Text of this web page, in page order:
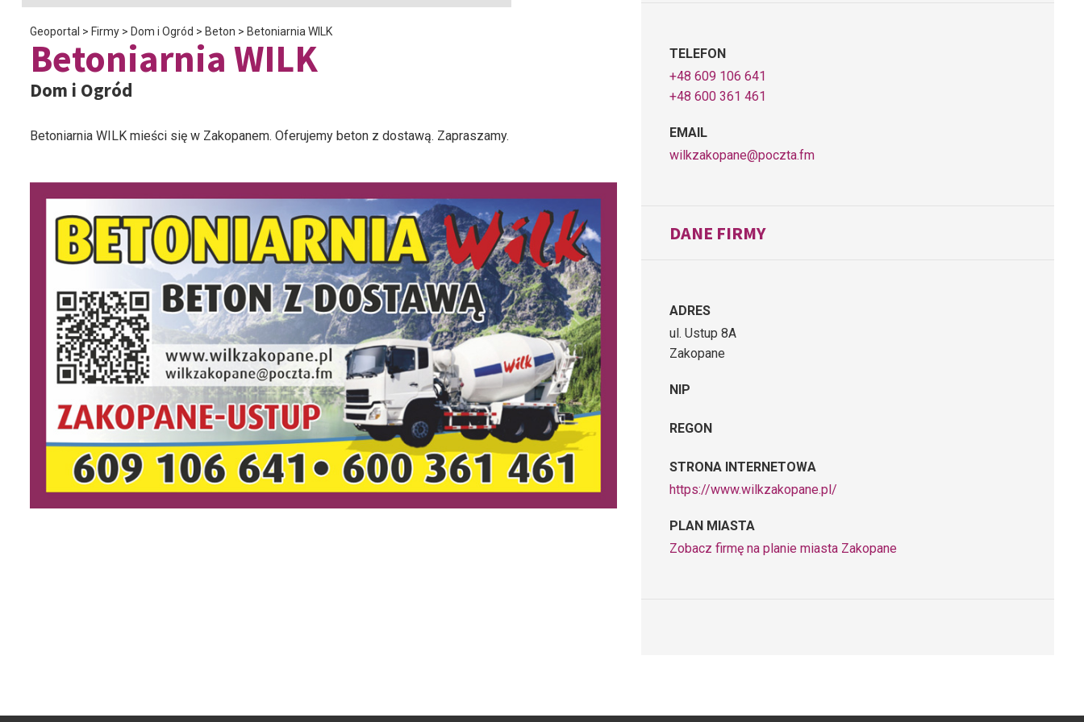
Geoportal > Firmy > Dom i Ogród > Beton > Betoniarnia WILK
Betoniarnia WILK
Dom i Ogród
Betoniarnia WILK mieści się w Zakopanem. Oferujemy beton z dostawą. Zapraszamy.
TELEFON
+48 609 106 641
+48 600 361 461
EMAIL
wilkzakopane@poczta.fm
DANE FIRMY
ADRES
ul. Ustup 8A
Zakopane
NIP
REGON
STRONA INTERNETOWA
https://www.wilkzakopane.pl/
PLAN MIASTA
Zobacz firmę na planie miasta Zakopane